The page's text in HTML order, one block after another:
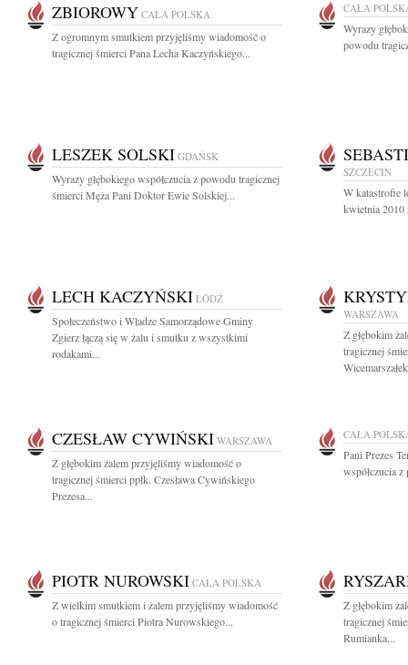
ZBIOROWY CAŁA POLSKA
Z ogromnym smutkiem przyjęliśmy wiadomość o
tragicznej śmierci Pana Lecha Kaczyńskiego...
CAŁA
Wyrazy
powodu
LESZEK SOLSKI GDAŃSK
Wyrazy głębokiego współczucia z powodu tragicznej
śmierci Męża Pani Doktor Ewie Solskiej...
SZCZECIN
W katastrofie
kwietnia 2010
LECH KACZYŃSKI ŁÓDŹ
Społeczeństwo i Władze Samorządowe Gminy
Zgierz łączą się w żalu i smutku z wszystkimi
rodakami...
WARSZAWA
Z głębokim
tragicznej
CZESŁAW CYWIŃSKI WARSZAWA
Z głębokim żalem przyjęliśmy wiadomość o
tragicznej śmierci ppłk. Czesława Cywińskiego
Prezesa...
CAŁA
Pani Prezes
współczucia
PIOTR NUROWSKI CAŁA POLSKA
Z wielkim smutkiem i żalem przyjęliśmy wiadomość
o tragicznej śmierci Piotra Nurowskiego...
Z głębokim
tragicznej
Rumianka...